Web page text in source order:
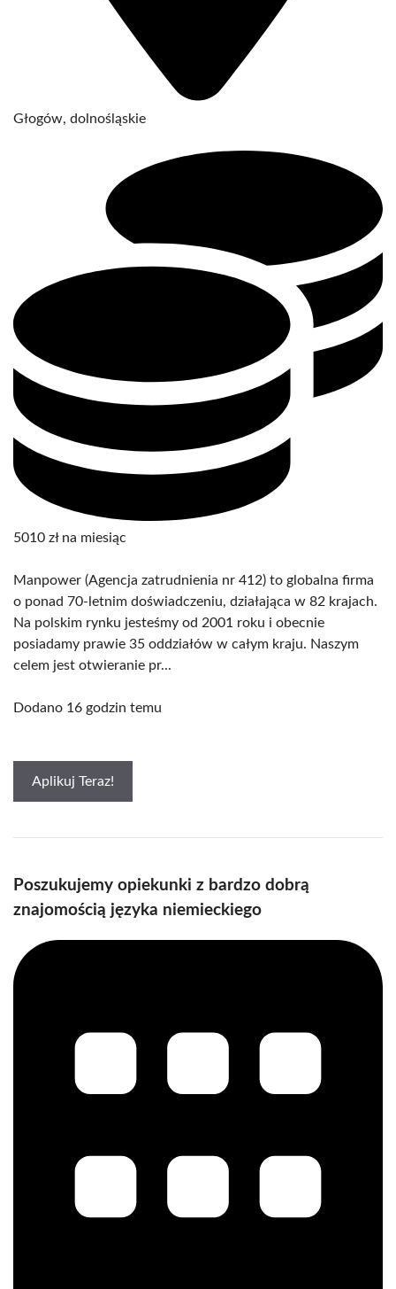
Głogów, dolnośląskie
5010 zł na miesiąc
Manpower (Agencja zatrudnienia nr 412) to globalna firma
o ponad 70-letnim doświadczeniu, działająca w 82 krajach.
Na polskim rynku jesteśmy od 2001 roku i obecnie
posiadamy prawie 35 oddziałów w całym kraju. Naszym
celem jest otwieranie pr...
Dodano 16 godzin temu
Aplikuj Teraz!
Poszukujemy opiekunki z bardzo dobrą
znajomością języka niemieckiego